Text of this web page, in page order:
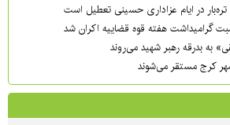
تره‌بار در ایام عزاداری حسینی تعطیل است
گرامیداشت هفته قوه قضاییه اکران شد
به بدرقه رهبر شهید می‌روند